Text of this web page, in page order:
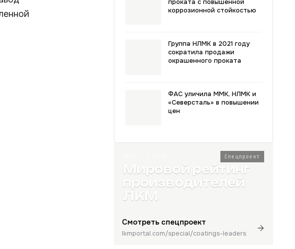
проката с повышенной
коррозионной стойкостью
Группа НЛМК в 2021 году
сократила продажи
окрашенного проката
ФАС уличила ММК, НЛМК и
«Северсталь» в повышении
цен
Спецпроект
Мировой рейтинг
производителей
ЛКМ
Смотреть спецпроект
lkmportal.com/special/coatings-leaders